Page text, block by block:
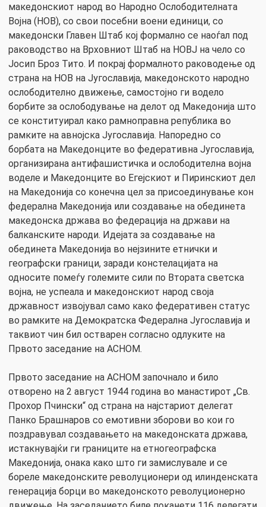
македонскиот народ во Народно Ослободителната
Војна (НОВ), со свои посебни воени единици, со
македонски Главен Штаб кој формално се наоѓал под
раководство на Врховниот Штаб на НОВЈ на чело со
Јосип Броз Тито. И покрај формалното раководење од
страна на НОВ на Југославија, македонското народно
ослободително движење, самостојно ги водело
борбите за ослободување на делот од Македонија што
се конституирал како рамноправна република во
рамките на авнојска Југославија. Напоредно со
борбата на Македонците во федеративна Југославија,
организирана антифашистичка и ослободителна војна
воделе и Македонците во Егејскиот и Пиринскиот дел
на Македонија со конечна цел за присоединување кон
федерална Македонија или создавање на обединета
македонска држава во федерација на држави на
балканските народи. Идејата за создавање на
обединета Македонија во нејзините етнички и
географски граници, заради констелацијата на
односите помеѓу големите сили по Втората светска
војна, не успеала и македонскиот народ своја
државност извојувал само како федеративен статус
во рамките на Демократска Федерална Југославија и
таквиот чин бил остварен согласно одлуките на
Првото заседание на АСНОМ.
Првото заседание на АСНОМ започнало и било
отворено на 2 август 1944 година во манастирот „Св.
Прохор Пчински“ од страна на најстариот делегат
Панко Брашнаров со емотивни зборови во кои го
поздравувал создавањето на македонската држава,
истакнувајќи ги границите на етногеографска
Македонија, онака како што ги замислувале и се
бореле македонските револуционери од илинденската
генерација борци во македонското револуционерно